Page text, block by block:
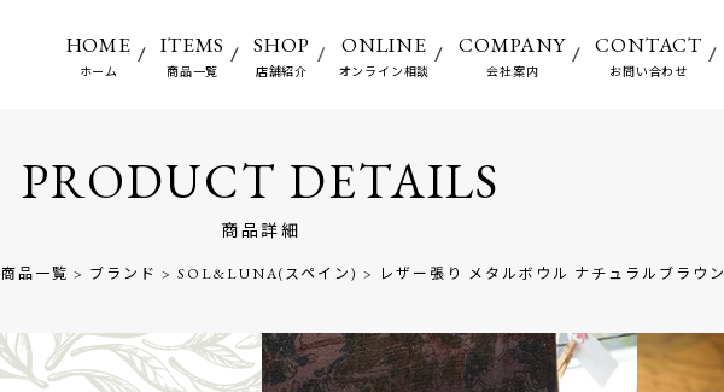
HOME
ホーム
ITEMS
商品一覧
SHOP
店舗紹介
ONLINE
オンライン相談
COMPANY
会社案内
CONTACT
お問い合わせ
PRODUCT DETAILS
商品詳細
商品一覧 > ブランド > SOL&LUNA(スペイン) > レザー張り メタルボウル ナチュラルブラウン